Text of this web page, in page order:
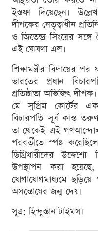
ইস্তফা দিয়েছেন।
দীপকের নেতৃত্বাধীন
ও জিতেন্দ্র সিংয়ের
এই ঘোষণা এল।
শিক্ষামন্ত্রীর বিদায়ের
ভারতের প্রধান
প্রতিষ্ঠাতা অভিজিৎ
মে সুপ্রিম কোর্টের
বিচারপতি সূর্য কান্ত
তা থেকেই এই
পরবর্তীতে স্পষ্ট
ডিগ্রিধারীদের
উপস্থাপন করা
যোগাযোগমাধ্যমে
অসন্তোষের জন্ম দেয়।
সূত্র: হিন্দুস্তান টাইমস।